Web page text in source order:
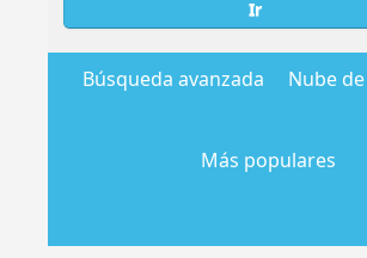
Ir
Búsqueda avanzada Nube
Más populares